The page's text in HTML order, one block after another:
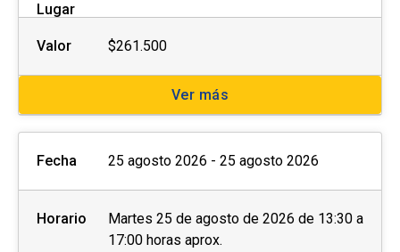
Lugar
Valor $261.500
Ver más
Fecha 25 agosto 2026 - 25 agosto 2026
Horario
Martes 25 de agosto de 2026 de 13:30 a
17:00 horas aprox.